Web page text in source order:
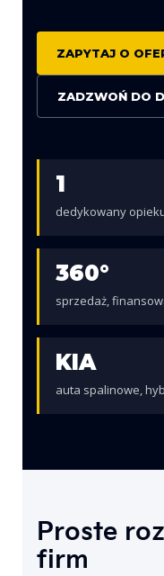
ZAPYTAJ O
ZADZWOŃ DO
1
dedykowany
360°
sprzedaż,
KIA
auta spalinowe,
Proste
firm